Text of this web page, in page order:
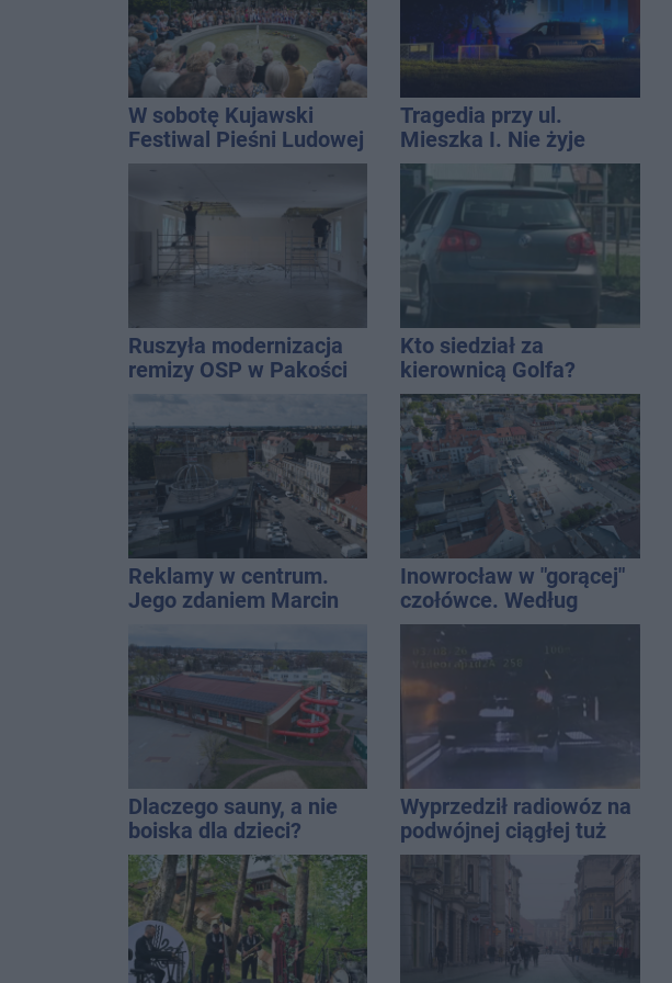
W sobotę Kujawski
Festiwal Pieśni Ludowej
Tragedia przy ul.
Mieszka I. Nie żyje
osoba, która wypadła z
czwartego piętra
Ruszyła modernizacja
remizy OSP w Pakości
Kto siedział za
kierownicą Golfa?
Kierowca zbiegł po
kolizji
Reklamy w centrum.
Jego zdaniem Marcin
[akt.]
Inowrocław w "gorącej"
czołówce. Według
analizy Onetu nasze
miasto jest jednym z
najbardziej narażonych
na upały
Dlaczego sauny, a nie
boiska dla dzieci?
Ratusz odpowiada
Wyprzedził radiowóz na
podwójnej ciągłej tuż
przed pasami